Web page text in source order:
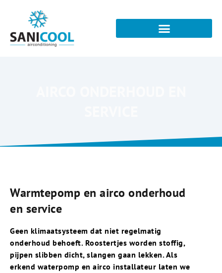
Warmtepomp en airco onderhoud
en service
Geen klimaatsysteem dat niet regelmatig
onderhoud behoeft. Roostertjes worden stoffig,
pijpen slibben dicht, slangen gaan lekken. Als
erkend waterpomp en airco installateur laten we